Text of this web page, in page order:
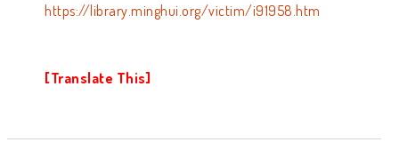
https://library.minghui.org/victim/i91958.htm
[Translate This]